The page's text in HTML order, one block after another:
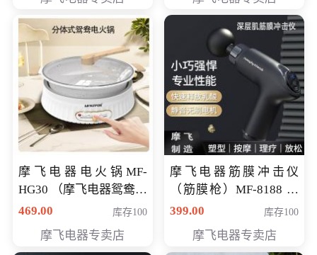
摩飞电器电火锅MF-
HG30 （摩飞电器鸳鸯锅
MF-HG30 ） 会员专享价
469.00 库存100
摩飞电器专卖店
摩飞电器筋膜冲击仪
（筋膜枪）MF-8188 会
员专享价268元
399.00 库存100
摩飞电器专卖店